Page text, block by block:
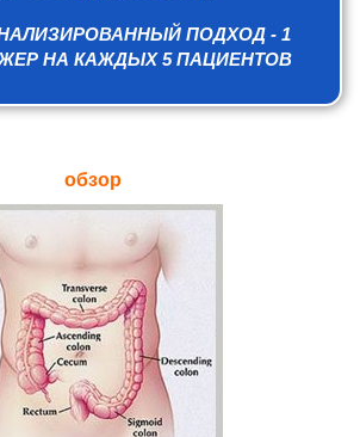
ПОДХОД - 1
НА КАЖДЫХ 5 ПАЦИЕНТОВ
обзор